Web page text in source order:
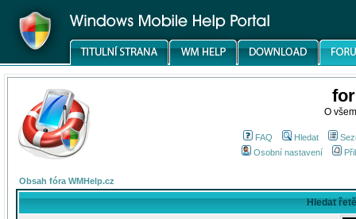
O
FAQ Hledat
Osobní nastavení
Obsah fóra WMHelp.cz
Hledat